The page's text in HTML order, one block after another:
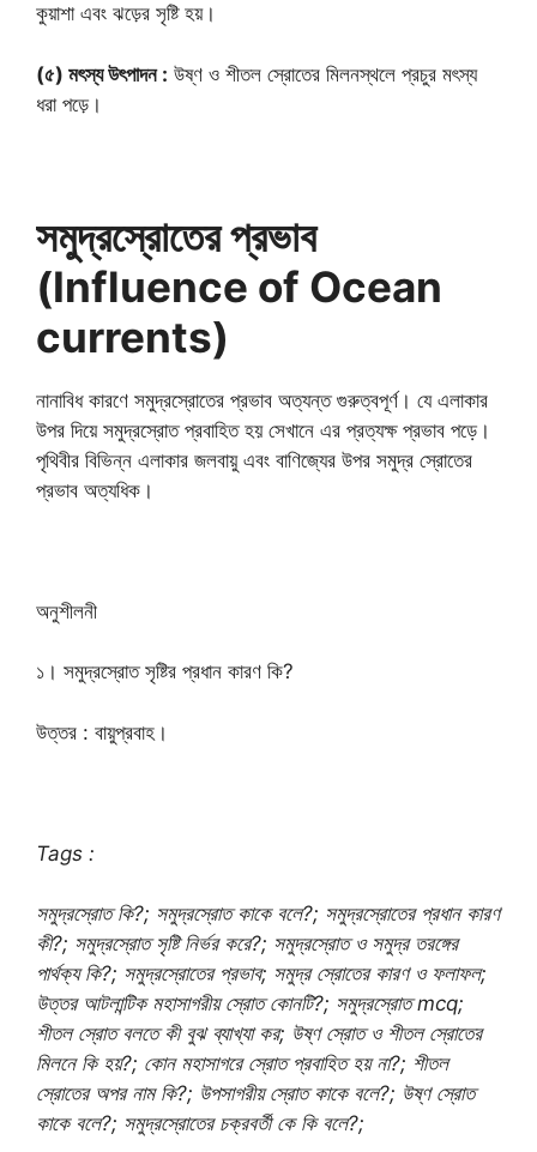
কুয়াশা এবং ঝড়ের সৃষ্টি হয়।
(৫) মৎস্য উৎপাদন : উষ্ণ ও শীতল স্রোতের মিলনস্থলে প্রচুর মৎস্য
ধরা পড়ে।
সমুদ্রস্রোতের প্রভাব
(Influence of Ocean
currents)
নানাবিধ কারণে সমুদ্রস্রোতের প্রভাব অত্যন্ত গুরুত্বপূর্ণ। যে এলাকার
উপর দিয়ে সমুদ্রস্রোত প্রবাহিত হয় সেখানে এর প্রত্যক্ষ প্রভাব পড়ে।
পৃথিবীর বিভিন্ন এলাকার জলবায়ু এবং বাণিজ্যের উপর সমুদ্র স্রোতের
প্রভাব অত্যধিক।
অনুশীলনী
১। সমুদ্রস্রোত সৃষ্টির প্রধান কারণ কি?
উত্তর : বায়ুপ্রবাহ।
Tags :
সমুদ্রস্রোত কি?; সমুদ্রস্রোত কাকে বলে?; সমুদ্রস্রোতের প্রধান কারণ
কী?; সমুদ্রস্রোত সৃষ্টি নির্ভর করে?; সমুদ্রস্রোত ও সমুদ্র তরঙ্গের
পার্থক্য কি?; সমুদ্রস্রোতের প্রভাব; সমুদ্র স্রোতের কারণ ও ফলাফল;
উত্তর আটলান্টিক মহাসাগরীয় স্রোত কোনটি?; সমুদ্রস্রোত mcq;
শীতল স্রোত বলতে কী বুঝ ব্যাখ্যা কর; উষ্ণ স্রোত ও শীতল স্রোতের
মিলনে কি হয়?; কোন মহাসাগরে স্রোত প্রবাহিত হয় না?; শীতল
স্রোতের অপর নাম কি?; উপসাগরীয় স্রোত কাকে বলে?; উষ্ণ স্রোত
কাকে বলে?; সমুদ্রস্রোতের চক্রবর্তী কে কি বলে?;